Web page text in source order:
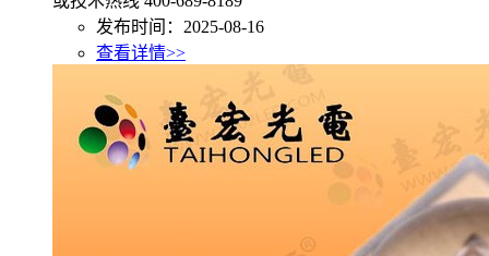
发布时间：2025-08-16
查看详情>>